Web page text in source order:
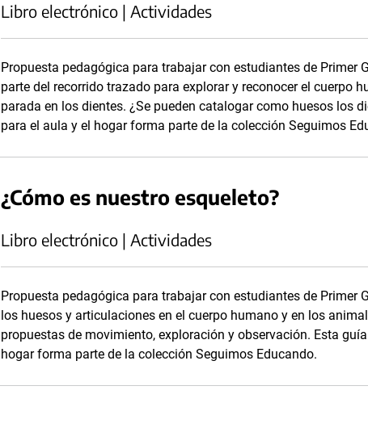
Libro electrónico | Actividades
Propuesta pedagógica para trabajar con estudiantes de Primer
parte del recorrido trazado para explorar y reconocer el cuerpo
parada en los dientes. ¿Se pueden catalogar como huesos los
para el aula y el hogar forma parte de la colección Seguimos
¿Cómo es nuestro esqueleto?
Libro electrónico | Actividades
Propuesta pedagógica para trabajar con estudiantes de Primer
los huesos y articulaciones en el cuerpo humano y en los
propuestas de movimiento, exploración y observación. Esta
hogar forma parte de la colección Seguimos Educando.